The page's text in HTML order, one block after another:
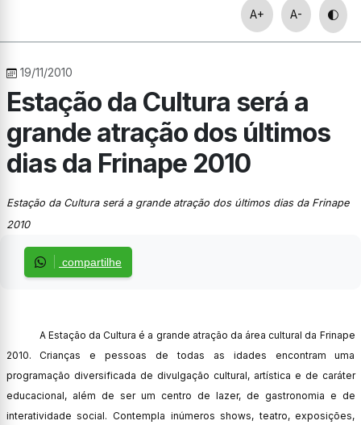
A+ A-
19/11/2010
Estação da Cultura será a
grande atração dos últimos
dias da Frinape 2010
Estação da Cultura será a grande atração dos últimos dias da Frinape
2010
compartilhe
A Estação da Cultura é a grande atração da área cultural da Frinape
2010. Crianças e pessoas de todas as idades encontram uma
programação diversificada de divulgação cultural, artística e de caráter
educacional, além de ser um centro de lazer, de gastronomia e de
interatividade social. Contempla inúmeros shows, teatro, exposições,